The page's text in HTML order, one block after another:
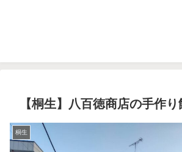
【桐生】八百徳商店の手作
桐生